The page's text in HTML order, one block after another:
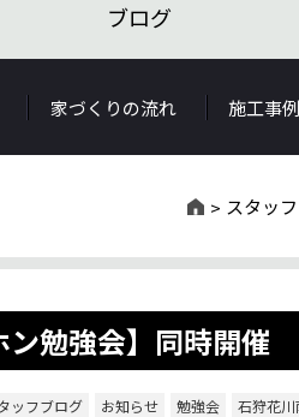
ブログ
家づくりの流れ 施工事例
スタッ
ン勉強会】同時開催
ッフブログ お知らせ 勉強会 石狩花川